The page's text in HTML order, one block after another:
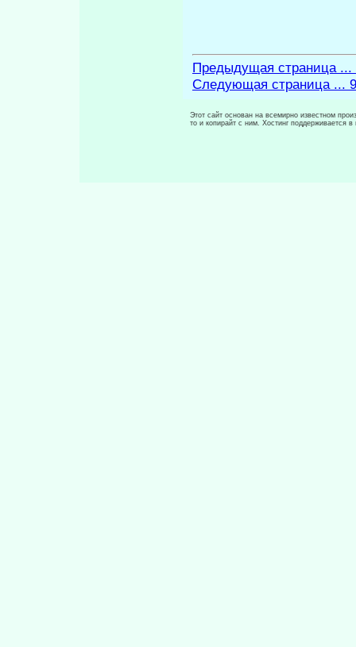
Предыдущая страница ...
Следующая страница ...
Этот сайт основан на всемирно известном
то и копирайт с ним. Хостинг поддерживается